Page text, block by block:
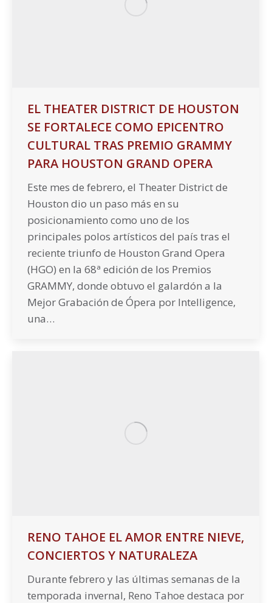
EL THEATER DISTRICT DE HOUSTON
SE FORTALECE COMO EPICENTRO
CULTURAL TRAS PREMIO GRAMMY
PARA HOUSTON GRAND OPERA
Este mes de febrero, el Theater District de
Houston dio un paso más en su
posicionamiento como uno de los
principales polos artísticos del país tras el
reciente triunfo de Houston Grand Opera
(HGO) en la 68ª edición de los Premios
GRAMMY, donde obtuvo el galardón a la
Mejor Grabación de Ópera por Intelligence,
una…
RENO TAHOE EL AMOR ENTRE NIEVE,
CONCIERTOS Y NATURALEZA
Durante febrero y las últimas semanas de la
temporada invernal, Reno Tahoe destaca por